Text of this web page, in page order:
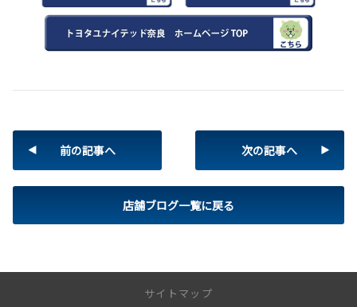
前の記事へ
店舗ブログ一覧に戻る
次の記事へ
サイトマップ